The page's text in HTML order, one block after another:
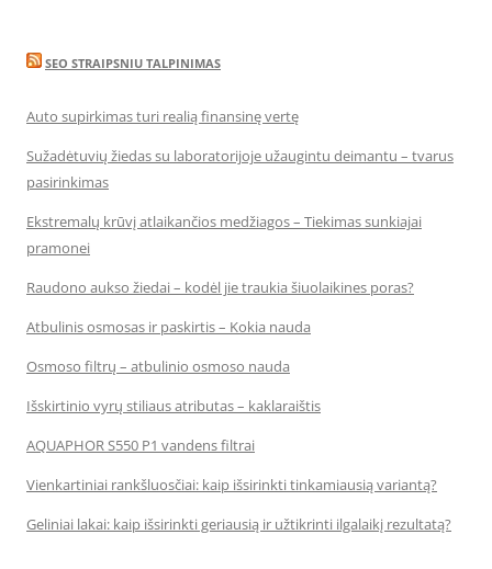
SEO STRAIPSNIU TALPINIMAS
Auto supirkimas turi realią finansinę vertę
Sužadėtuvių žiedas su laboratorijoje užaugintu deimantu – tvarus
pasirinkimas
Ekstremalų krūvį atlaikančios medžiagos – Tiekimas sunkiajai
pramonei
Raudono aukso žiedai – kodėl jie traukia šiuolaikines poras?
Atbulinis osmosas ir paskirtis – Kokia nauda
Osmoso filtrų – atbulinio osmoso nauda
Išskirtinio vyrų stiliaus atributas – kaklaraištis
AQUAPHOR S550 P1 vandens filtrai
Vienkartiniai rankšluosčiai: kaip išsirinkti tinkamiausią variantą?
Geliniai lakai: kaip išsirinkti geriausią ir užtikrinti ilgalaikį rezultatą?